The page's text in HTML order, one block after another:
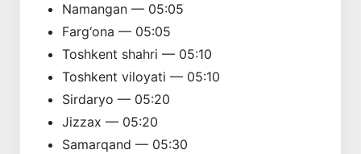
Namangan — 05:05
Farg‘ona — 05:05
Toshkent shahri — 05:10
Toshkent viloyati — 05:10
Sirdaryo — 05:20
Jizzax — 05:20
Samarqand — 05:30